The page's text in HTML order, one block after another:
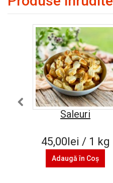
Saleuri
45,00lei / 1 kg
Adaugă în Coş